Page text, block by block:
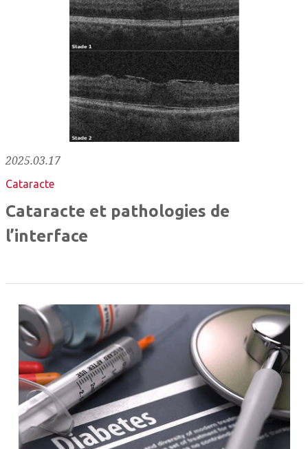
2025.03.17
Cataracte
Cataracte et pathologies de
l’interface